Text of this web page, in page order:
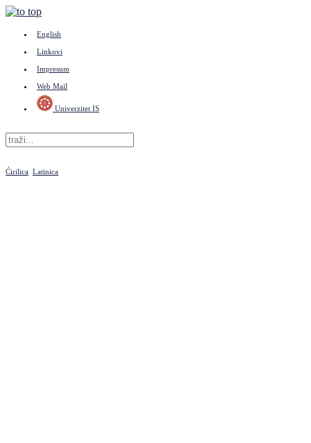
English
Linkovi
Impresum
Web Mail
Univerzitet IS
Ćirilica Latinica